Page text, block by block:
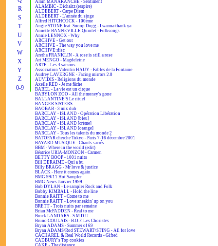
R
S
T
U
V
W
X
Y
Z
0-9
Alain MANARANCHE - Sentiment
ALAMBIC - Dichaïtz (respire)
ALDEBERT - Carpe Diem
ALDEBERT - L'année du singe
Alfred HITCHCOCK - 100ème
Angie STONE feat. Snoop Dogg - I wanna thank ya
Annette BANNEVILLE Quintet - Folksongs
Annie LENNOX - Why
ARCHIVE - Get out
ARCHIVE - The way you love me
ARCHIVE:disc
Aretha FRANKLIN - A rose is still a rose
Art MENGO - Magdeleine
ARTE - Les 4 saisons
Association Valentin HAÜY - Fables de la Fontaine
Audrey LAVERGNE - Facing mirrors 2.0
AUVIDIS - Religions du monde
Axelle RED - Je me fâche
BABEL - La vie est un cirque
BABYLON ZOO - All the money's gone
BALLANTINE'S Le rituel
BANGER SISTERS
BAOBAB - 3 mix dub
BARCLAY - ISLAND - Opération Libération
BARCLAY - ISLAND [bleu]
BARCLAY - ISLAND [crème]
BARCLAY - ISLAND [orange]
BARCLAY - Tous les talents du monde 2
BATOFAR cherche Tokyo - Paris 7-16 décembre 2001
BAYARD MUSIQUE - Chants sacrés
BBM - Where in the world (edit)
Béatrice URIA-MONZON - Carmen
BETTY BOOP - 1001 nuits
Bill DERAIME - Qui a bu
Billy BRAGG - Mr love & justice
BLACK - Here it comes again
BMG 99/11 Hot Sampler
BMG News Janvier 1999
Bob DYLAN - Le sampler Rock and Folk
Bobby KIMBALL - Hold the line
Bonnie RAITT - Come to me
Bonnie RAITT - Love sneakin' up on you
BRETT - Trois nuits par semaine
Brian McFADDEN - Real to me
Brock LANDARS - S.M.D.U.
Bruno COULAIS - B.O.F. Les Choristes
Bryan ADAMS - Summer of 69
Bryan ADAMS/Rod STEWART/STING - All for love
CACHAREL & Real World Records - Gifted
CADBURY's Top cookies
CAKE - The distance